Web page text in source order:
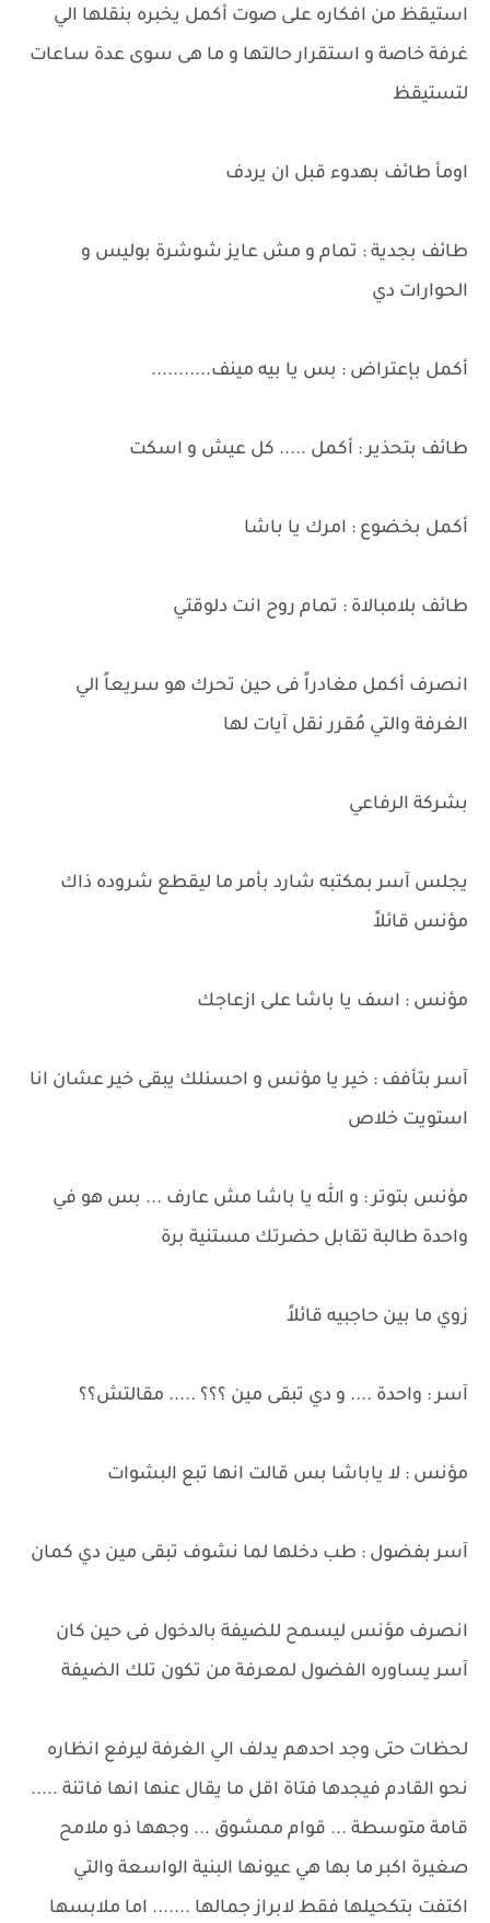
استيقظ من افكاره على صوت أكمل يخبره بنقلها الي
غرفة خاصة و استقرار حالتها و ما هى سوى عدة ساعات
لتستيقظ
اومأ طائف بهدوء قبل ان يردف
طائف بجدية : تمام و مش عايز شوشرة بوليس و
الحوارات دي
أكمل بإعتراض : بس يا بيه مينف...........
طائف بتحذير : أكمل ..... كل عيش و اسكت
أكمل بخضوع : امرك يا باشا
طائف بلامبالاة : تمام روح انت دلوقتي
انصرف أكمل مغادراً فى حين تحرك هو سريعاً الي
الغرفة والتي مُقرر نقل آيات لها
بشركة الرفاعي
يجلس آسر بمكتبه شارد بأمر ما ليقطع شروده ذاك
مؤنس قائلاً
مؤنس : اسف يا باشا على ازعاجك
آسر بتأفف : خير يا مؤنس و احسنلك يبقى خير عشان انا
استويت خلاص
مؤنس بتوتر : و الله يا باشا مش عارف ... بس هو في
واحدة طالبة تقابل حضرتك مستنية برة
زوي ما بين حاجبيه قائلاً
آسر : واحدة .... و دي تبقى مين ؟؟؟ ..... مقالتش؟؟
مؤنس : لا ياباشا بس قالت انها تبع البشوات
آسر بفضول : طب دخلها لما نشوف تبقى مين دي كمان
انصرف مؤنس ليسمح للضيفة بالدخول فى حين كان
آسر يساوره الفضول لمعرفة من تكون تلك الضيفة
لحظات حتى وجد احدهم يدلف الي الغرفة ليرفع انظاره
نحو القادم فيجدها فتاة اقل ما يقال عنها انها فاتنة .....
قامة متوسطة ... قوام ممشوق ... وجهها ذو ملامح
صغيرة اكبر ما بها هي عيونها البنية الواسعة والتي
اكتفت بتكحيلها فقط لابراز جمالها ....... اما ملابسها